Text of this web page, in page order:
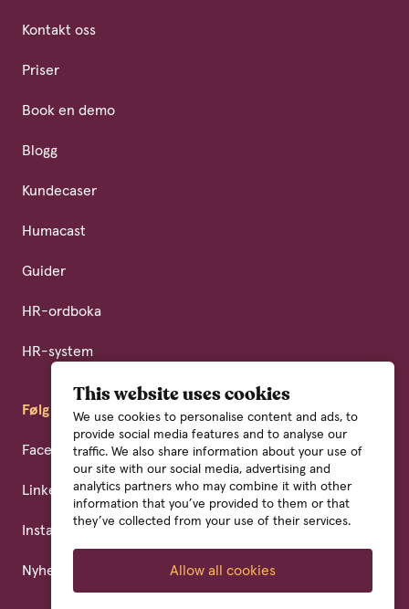
This website uses cookies
We use cookies to personalise content and ads, to
provide social media features and to analyse our
traffic. We also share information about your use of
our site with our social media, advertising and
analytics partners who may combine it with other
information that you’ve provided to them or that
they’ve collected from your use of their services.
Allow all cookies
Kontakt oss
Priser
Book en demo
Blogg
Kundecaser
Humacast
Guider
HR-ordboka
HR-system
Følg oss
Facebook
LinkedIn
Instagram
Nyhetsbrev